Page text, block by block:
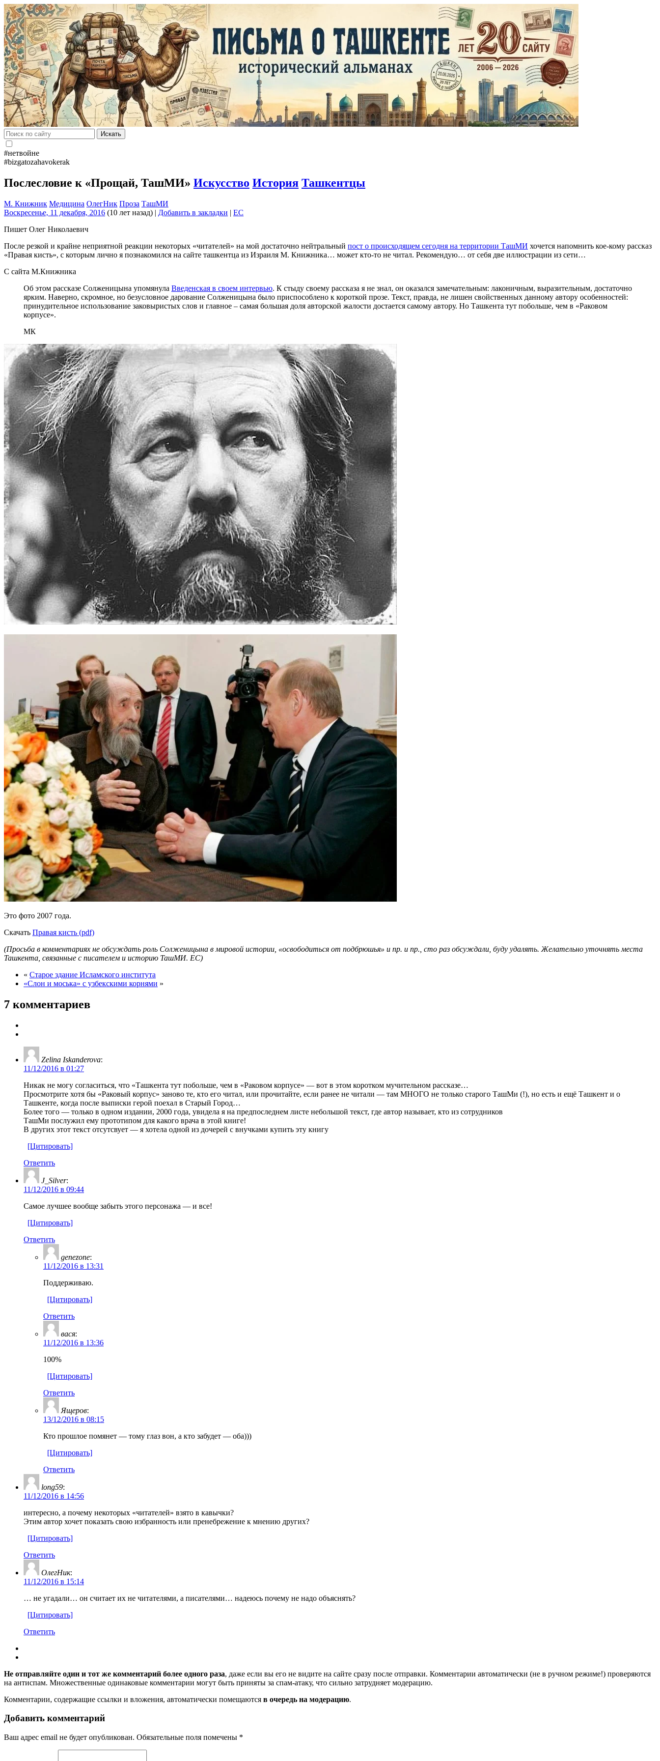
Искать
#нетвойне
#bizgatozahavokerak
Послесловие к «Прощай, ТашМИ» Искусство История Ташкентцы
М. Книжник Медицина ОлегНик Проза ТашМИ
Воскресенье, 11 декабря, 2016 (10 лет назад) | Добавить в закладки | EC
Пишет Олег Николаевич
После резкой и крайне неприятной реакции некоторых «читателей» на мой достаточно нейтральный пост о происходящем сегодня на территории ТашМИ хочется напомнить кое-кому рассказ
«Правая кисть», с которым лично я познакомился на сайте ташкентца из Израиля М. Книжника… может кто-то не читал. Рекомендую… от себя две иллюстрации из сети…
С сайта М.Книжника
Об этом рассказе Солженицына упомянула Введенская в своем интервью. К стыду своему рассказа я не знал, он оказался замечательным: лаконичным, выразительным, достаточно
ярким. Наверно, скромное, но безусловное дарование Солженицына было приспособлено к короткой прозе. Текст, правда, не лишен свойственных данному автору особенностей:
принудительное использование заковыристых слов и главное – самая большая доля авторской жалости достается самому автору. Но Ташкента тут побольше, чем в «Раковом
корпусе».
МК
Это фото 2007 года.
Скачать Правая кисть (pdf)
(Просьба в комментариях не обсуждать роль Солженицына в мировой истории, «освободиться от подбрюшья» и пр. и пр., сто раз обсуждали, буду удалять. Желательно уточнять места
Ташкента, связанные с писателем и историю ТашМИ. ЕС)
« Старое здание Исламского института
«Слон и моська» с узбекскими корнями »
7 комментариев
Zelina Iskanderova:
11/12/2016 в 01:27
Никак не могу согласиться, что «Ташкента тут побольше, чем в «Раковом корпусе» — вот в этом коротком мучительном рассказе…
Просмотрите хотя бы «Раковый корпус» заново те, кто его читал, или прочитайте, если ранее не читали — там МНОГО не только старого ТашМи (!), но есть и ещё Ташкент и о
Ташкенте, когда после выписки герой поехал в Старый Город…
Более того — только в одном издании, 2000 года, увидела я на предпоследнем листе небольшой текст, где автор называет, кто из сотрудников
ТашМи послужил ему прототипом для какого врача в этой книге!
В других этот текст отсутсвует — я хотела одной из дочерей с внучками купить эту книгу
[Цитировать]
Ответить
J_Silver:
11/12/2016 в 09:44
Самое лучшее вообще забыть этого персонажа — и все!
[Цитировать]
Ответить
genezone:
11/12/2016 в 13:31
Поддерживаю.
[Цитировать]
Ответить
вася:
11/12/2016 в 13:36
100%
[Цитировать]
Ответить
Ящеров:
13/12/2016 в 08:15
Кто прошлое помянет — тому глаз вон, а кто забудет — оба)))
[Цитировать]
Ответить
long59:
11/12/2016 в 14:56
интересно, а почему некоторых «читателей» взято в кавычки?
Этим автор хочет показать свою избранность или пренебрежение к мнению других?
[Цитировать]
Ответить
ОлегНик:
11/12/2016 в 15:14
… не угадали… он считает их не читателями, а писателями… надеюсь почему не надо объяснять?
[Цитировать]
Ответить
Не отправляйте один и тот же комментарий более одного раза, даже если вы его не видите на сайте сразу после отправки. Комментарии автоматически (не в ручном режиме!) проверяются
на антиспам. Множественные одинаковые комментарии могут быть приняты за спам-атаку, что сильно затрудняет модерацию.
Комментарии, содержащие ссылки и вложения, автоматически помещаются в очередь на модерацию.
Добавить комментарий
Ваш адрес email не будет опубликован. Обязательные поля помечены *